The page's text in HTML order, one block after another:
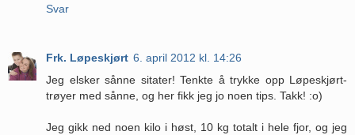
Svar
Frk. Løpeskjørt 6. april 2012 kl. 14:26
Jeg elsker sånne sitater! Tenkte å trykke opp Løpeskjørt-
trøyer med sånne, og her fikk jeg jo noen tips. Takk! :o)
Jeg gikk ned noen kilo i høst, 10 kg totalt i hele fjor, og jeg